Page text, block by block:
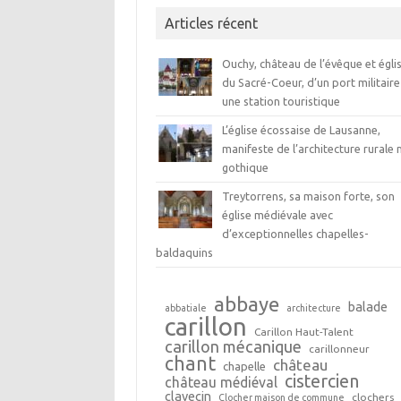
Articles récent
Ouchy, château de l’évêque et
du Sacré-Coeur, d’un port militaire
une station touristique
L’église écossaise de Lausanne,
manifeste de l’architecture rurale
gothique
Treytorrens, sa maison forte, son
église médiévale avec
d’exceptionnelles chapelles-
baldaquins
abbatiale abbaye architecture balade
carillon Carillon Haut-Talent
carillon mécanique carillonneur
chant chapelle château
château médiéval cistercien
clavecin Clocher maison de commune clochers